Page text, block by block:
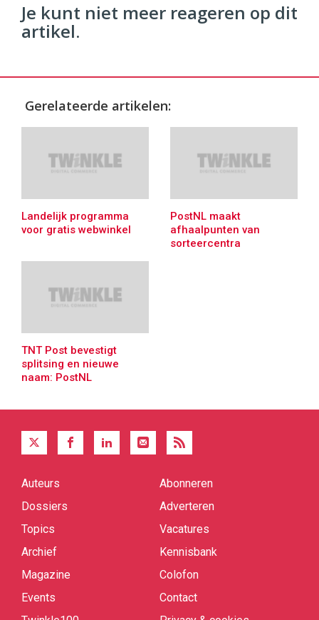
Je kunt niet meer reageren op dit
artikel.
Gerelateerde artikelen:
Landelijk programma
voor gratis webwinkel
PostNL maakt
afhaalpunten van
sorteercentra
TNT Post bevestigt
splitsing en nieuwe
naam: PostNL
Quick
Auteurs
Dossiers
Topics
Archief
Magazine
Events
Abonneren
Adverteren
Vacatures
Kennisbank
Colofon
Contact